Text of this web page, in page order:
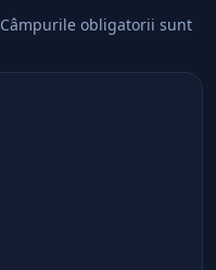
Câmpurile obligatorii sunt